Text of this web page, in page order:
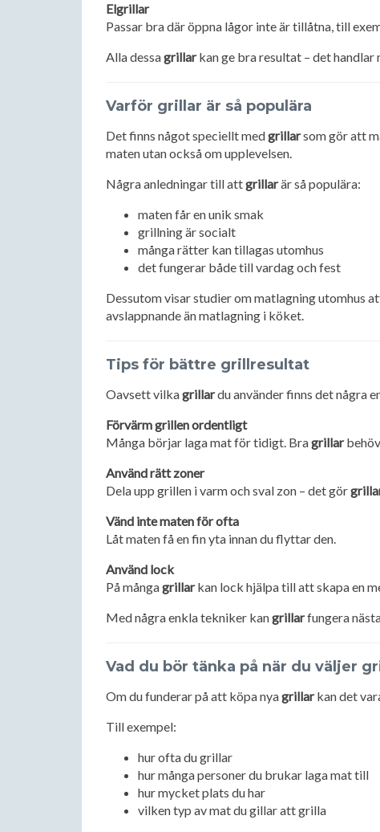
Elgrillar
Passar bra där öppna lågor inte är tillåtna, till
Alla dessagrillarkan ge bra resultat – det
Varför grillar är så populära
Det finns något speciellt medgrillarsom gör att
maten utan också om upplevelsen.
Några anledningar till attgrillarär så populära:
maten får en unik smak
grillning är socialt
många rätter kan tillagas utomhus
det fungerar både till vardag och fest
Dessutom visar studier om matlagning utomhus
avslappnande än matlagning i köket.
Tips för bättre grillresultat
Oavsett vilkagrillardu använder finns det några
Förvärm grillen ordentligt
Många börjar laga mat för tidigt. Bragrillar
Använd rätt zoner
Dela upp grillen i varm och sval zon – det gör
Vänd inte maten för ofta
Låt maten få en fin yta innan du flyttar den.
Använd lock
På mångagrillarkan lock hjälpa till att skapa en
Med några enkla tekniker kangrillarfungera
Vad du bör tänka på när du väljer
Om du funderar på att köpa nyagrillarkan det
Till exempel:
hur ofta du grillar
hur många personer du brukar laga mat till
hur mycket plats du har
vilken typ av mat du gillar att grilla